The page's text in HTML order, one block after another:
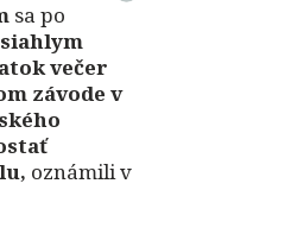
sa po
večer
závode v
oznámili v